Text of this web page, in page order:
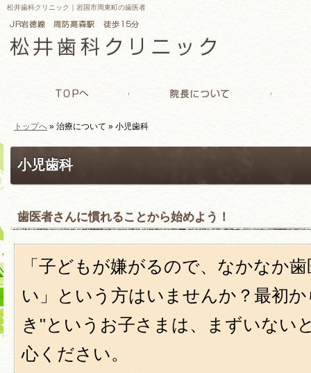
小児歯科
松井歯科クリニック｜岩国市周東町の歯医者
トップへ » 治療について » 小児歯科
歯医者さんに慣れることから始めよう！
「子どもが嫌がるので、なかなか
い」という方はいませんか？最初
き"というお子さまは、まずいない
心ください。